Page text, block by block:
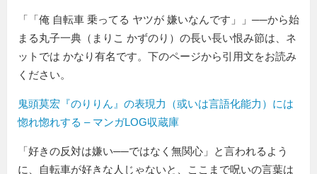
「 俺 自転車 乗ってる ヤツが 嫌いなんです
」──から始
まる丸子一典（まりこ かずのり）の長い長い恨み節は、ネ
ットでは かなり有名です。下のページから引用文をお読み
ください。
鬼頭莫宏『のりりん』の表現力（或いは言語化能力）には
惚れ惚れする – マンガLOG収蔵庫
「好きの反対は嫌い──ではなく無関心」と言われるよう
に、自転車が好きな人じゃないと、ここまで呪いの言葉は